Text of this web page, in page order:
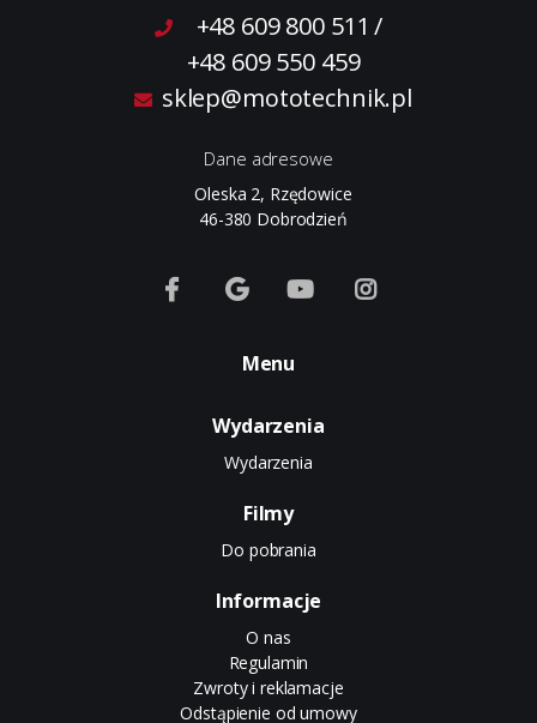
+48 609 800 511 /
+48 609 550 459
sklep@mototechnik.pl
Dane adresowe
Oleska 2, Rzędowice
46-380 Dobrodzień
Menu
Wydarzenia
Wydarzenia
Filmy
Do pobrania
Informacje
O nas
Regulamin
Zwroty i reklamacje
Odstąpienie od umowy